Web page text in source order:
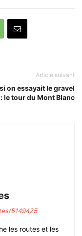
Article suivant
on essayait le gravel
le tour du Mont Blanc
5149425
les routes et les